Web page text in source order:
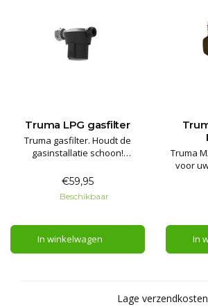
Truma LPG gasfilter
Truma gasfilter. Houdt de
gasinstallatie schoon!
kranen en de gas apparatuur
tegen verontreiniging en olie.
€59,95
Beschikbaar
In winkelwagen
Truma
voor
In
Lage verzendkosten